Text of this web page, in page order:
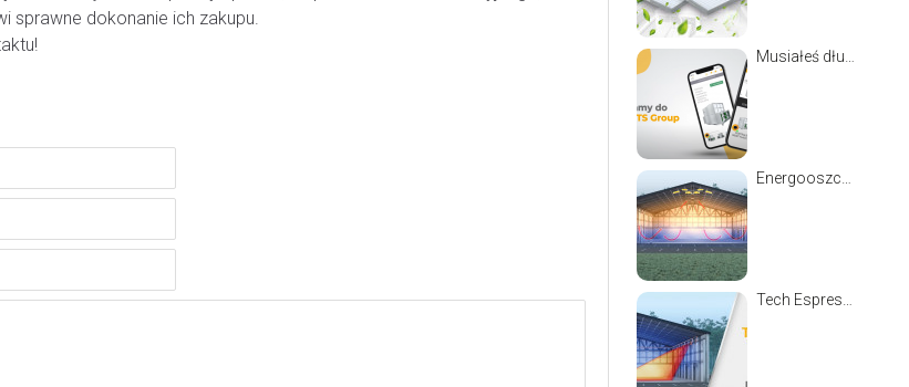
sprawne dokonanie ich zakupu.